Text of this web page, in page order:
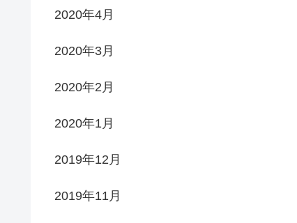
2020年4月
2020年3月
2020年2月
2020年1月
2019年12月
2019年11月